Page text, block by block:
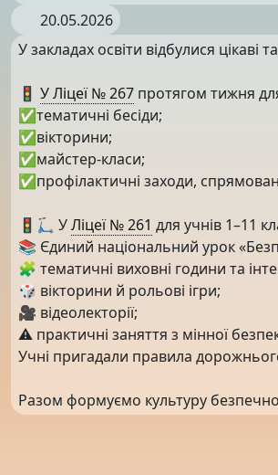
20.05.2026
У закладах освіти відбулися цікаві
🚦 У Ліцеї № 267 протягом тижня
✅тематичні бесіди;
✅вікторини;
✅майстер-класи;
✅профілактичні заходи,
🚦🛴 УЛіцеї № 261 для учнів 1–11
📚 Єдиний національний урок
🧩 тематичні виховні години та
🎲 вікторини й рольові ігри;
🎥 відеолекторії;
⚠️ практичні заняття з мінної
Учні пригадали правила
Разом формуємо культуру